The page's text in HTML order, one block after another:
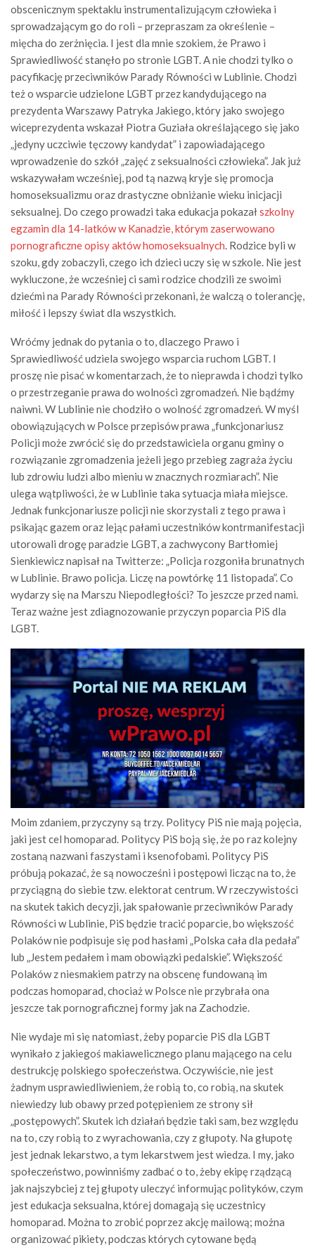
obscenicznym spektaklu instrumentalizującym człowieka i
sprowadzającym go do roli – przepraszam za określenie –
mięcha do zerżnięcia. I jest dla mnie szokiem, że Prawo i
Sprawiedliwość stanęło po stronie LGBT. A nie chodzi tylko o
pacyfikację przeciwników Parady Równości w Lublinie. Chodzi
też o wsparcie udzielone LGBT przez kandydującego na
prezydenta Warszawy Patryka Jakiego, który jako swojego
wiceprezydenta wskazał Piotra Guziała określającego się jako
„jedyny uczciwie tęczowy kandydat” i zapowiadającego
wprowadzenie do szkół „zajęć z seksualności człowieka”. Jak już
wskazywałam wcześniej, pod tą nazwą kryje się promocja
homoseksualizmu oraz drastyczne obniżanie wieku inicjacji
seksualnej. Do czego prowadzi taka edukacja pokazałszkolny
egzamin dla 14-latków w Kanadzie, którym zaserwowano
pornograficzne opisy aktów homoseksualnych. Rodzice byli w
szoku, gdy zobaczyli, czego ich dzieci uczy się w szkole. Nie jest
wykluczone, że wcześniej ci sami rodzice chodzili ze swoimi
dziećmi na Parady Równości przekonani, że walczą o tolerancję,
miłość i lepszy świat dla wszystkich.
Wróćmy jednak do pytania o to, dlaczego Prawo i
Sprawiedliwość udziela swojego wsparcia ruchom LGBT. I
proszę nie pisać w komentarzach, że to nieprawda i chodzi tylko
o przestrzeganie prawa do wolności zgromadzeń. Nie bądźmy
naiwni. W Lublinie nie chodziło o wolność zgromadzeń. W myśl
obowiązujących w Polsce przepisów prawa „funkcjonariusz
Policji może zwrócić się do przedstawiciela organu gminy o
rozwiązanie zgromadzenia jeżeli jego przebieg zagraża życiu
lub zdrowiu ludzi albo mieniu w znacznych rozmiarach”. Nie
ulega wątpliwości, że w Lublinie taka sytuacja miała miejsce.
Jednak funkcjonariusze policji nie skorzystali z tego prawa i
psikając gazem oraz lejąc pałami uczestników kontrmanifestacji
utorowali drogę paradzie LGBT, a zachwycony Bartłomiej
Sienkiewicz napisał na Twitterze: „Policja rozgoniła brunatnych
w Lublinie. Brawo policja. Liczę na powtórkę 11 listopada”. Co
wydarzy się na Marszu Niepodległości? To jeszcze przed nami.
Teraz ważne jest zdiagnozowanie przyczyn poparcia PiS dla
LGBT.
Moim zdaniem, przyczyny są trzy. Politycy PiS nie mają pojęcia,
jaki jest cel homoparad. Politycy PiS boją się, że po raz kolejny
zostaną nazwani faszystami i ksenofobami. Politycy PiS
próbują pokazać, że są nowocześni i postępowi licząc na to, że
przyciągną do siebie tzw. elektorat centrum. W rzeczywistości
na skutek takich decyzji, jak spałowanie przeciwników Parady
Równości w Lublinie, PiS będzie tracić poparcie, bo większość
Polaków nie podpisuje się pod hasłami „Polska cała dla pedała”
lub „Jestem pedałem i mam obowiązki pedalskie”. Większość
Polaków z niesmakiem patrzy na obscenę fundowaną im
podczas homoparad, chociaż w Polsce nie przybrała ona
jeszcze tak pornograficznej formy jak na Zachodzie.
Nie wydaje mi się natomiast, żeby poparcie PiS dla LGBT
wynikało z jakiegoś makiawelicznego planu mającego na celu
destrukcję polskiego społeczeństwa. Oczywiście, nie jest
żadnym usprawiedliwieniem, że robią to, co robią, na skutek
niewiedzy lub obawy przed potępieniem ze strony sił
„postępowych”. Skutek ich działań będzie taki sam, bez względu
na to, czy robią to z wyrachowania, czy z głupoty. Na głupotę
jest jednak lekarstwo, a tym lekarstwem jest wiedza. I my, jako
społeczeństwo, powinniśmy zadbać o to, żeby ekipę rządzącą
jak najszybciej z tej głupoty uleczyć informując polityków, czym
jest edukacja seksualna, której domagają się uczestnicy
homoparad. Można to zrobić poprzez akcję mailową; można
organizować pikiety, podczas których cytowane będą